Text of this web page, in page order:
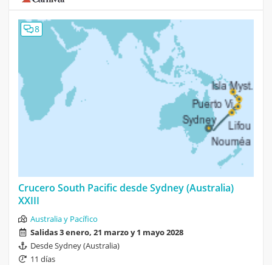
8
Crucero South Pacific desde Sydney (Australia)
XXIII
Australia y Pacífico
Salidas 3 enero, 21 marzo y 1 mayo 2028
Desde Sydney (Australia)
11 días